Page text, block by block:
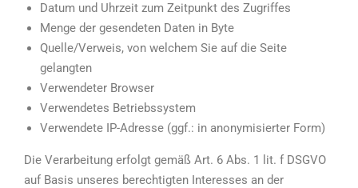
Datum und Uhrzeit zum Zeitpunkt des Zugriffes
Menge der gesendeten Daten in Byte
Quelle/Verweis, von welchem Sie auf die Seite
gelangten
Verwendeter Browser
Verwendetes Betriebssystem
Verwendete IP-Adresse (ggf.: in anonymisierter Form)
Die Verarbeitung erfolgt gemäß Art. 6 Abs. 1 lit. f DSGVO
auf Basis unseres berechtigten Interesses an der